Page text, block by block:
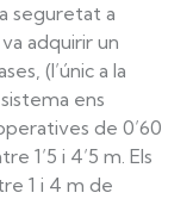
seguretat a
adquirir un
(l’únic a la
ens
de 0’60
1’5 i 4’5 m. Els
1 i 4 m de